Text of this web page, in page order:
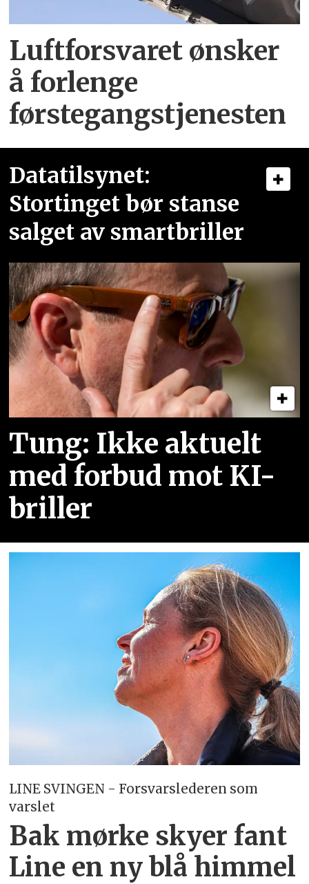
Luftforsvaret ønsker
å forlenge
førstegangstjenesten
Datatilsynet:
Stortinget bør stanse
salget av smartbriller
Tung: Ikke aktuelt
med forbud mot KI-
briller
LINE SVINGEN - Forsvarslederen som
varslet
Bak mørke skyer fant
Line en ny blå himmel